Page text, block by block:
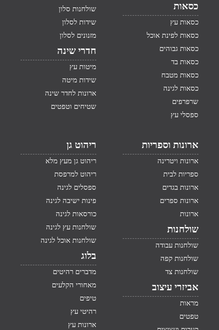
כסאות
כסאות עץ
כסאות לפינת אוכל
כסאות גבוהים
כסאות בד
כסאות מטבח
כסאות לגינה
שרפרפים
ספסלי עץ
שולחנות סלון
שידות לסלון
מזנונים לסלון
חדרי שינה
מיטות עץ
שידות מיטה
ארונות לחדר שינה
שטיחים וטפטים
ארונות וספריות
ארונות ויטרינה
ספריות לבית
ארונות בגדים
ארונות ספרים
ארונות
שולחנות
שולחנות עבודה
שולחנות קפה
שולחנות צד
אביזרי עיצוב
מראות
טפטים
ריהוט גן
ריהוט גן מעץ מלא
ריהוט למרפסת
ספסלים לגינה
פינות ישיבה לגינה
כורסאות לגינה
שולחנות עץ לגינה
שולחנות אוכל לגינה
בלוג
מדברים רהיטים
מאחורי הקלעים
טיפים
רהיטי עץ
ארונות עץ